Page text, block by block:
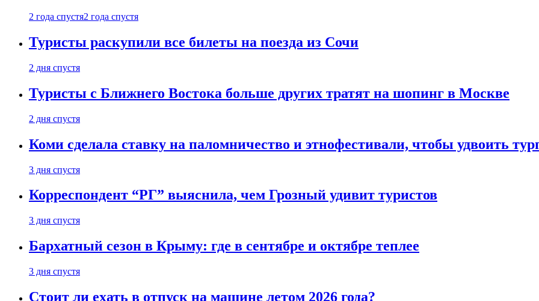
2 года спустя2 года спустя
Туристы раскупили все билеты на поезда из Сочи
2 дня спустя
Туристы с Ближнего Востока больше других тратят на шопинг в Москве
2 дня спустя
Коми сделала ставку на паломничество и этнофестивали, чтобы удвоить
3 дня спустя
Корреспондент “РГ” выяснила, чем Грозный удивит туристов
3 дня спустя
Бархатный сезон в Крыму: где в сентябре и октябре теплее
3 дня спустя
Стоит ли ехать в отпуск на машине летом 2026 года?